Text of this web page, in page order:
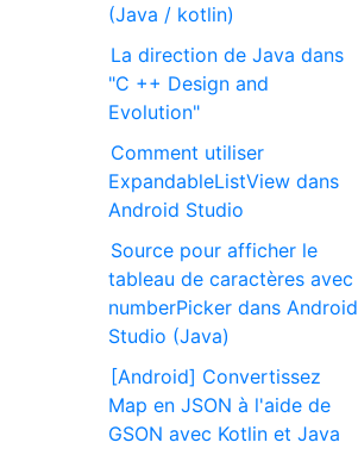
(Java / kotlin)
La direction de Java dans
"C ++ Design and
Evolution"
Comment utiliser
ExpandableListView dans
Android Studio
Source pour afficher le
tableau de caractères avec
numberPicker dans Android
Studio (Java)
[Android] Convertissez
Map en JSON à l'aide de
GSON avec Kotlin et Java